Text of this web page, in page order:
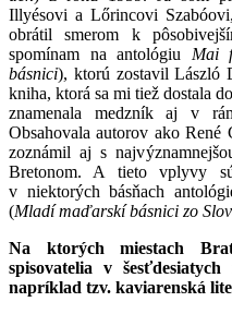
Illyésovi a Lőrincovi
obrátil smerom k
spomínam na antológiu Mai
básnici), ktorú zostavil László
kniha, ktorá sa mi tiež dostala
znamenala medzník aj v
Obsahovala autorov ako
zoznámil aj s
Bretonom. A tieto vplyvy
v niektorých básňach
(Mladí maďarskí básnici zo
Na ktorých miestach
spisovatelia v
napríklad tzv. kaviarenská